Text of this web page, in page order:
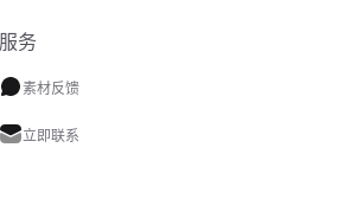
服务
素材反馈
立即联系